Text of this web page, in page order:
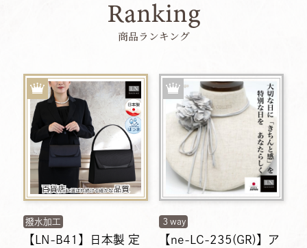
Ranking
商品ランキング
撥水加工
【LN-B41】日本製 定
３way
【ne-LC-235(GR)】ア